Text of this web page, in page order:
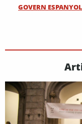
GOVERN ESPANYOL